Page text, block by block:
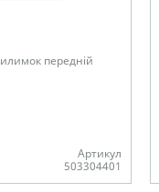
передній
Артикул
503304401